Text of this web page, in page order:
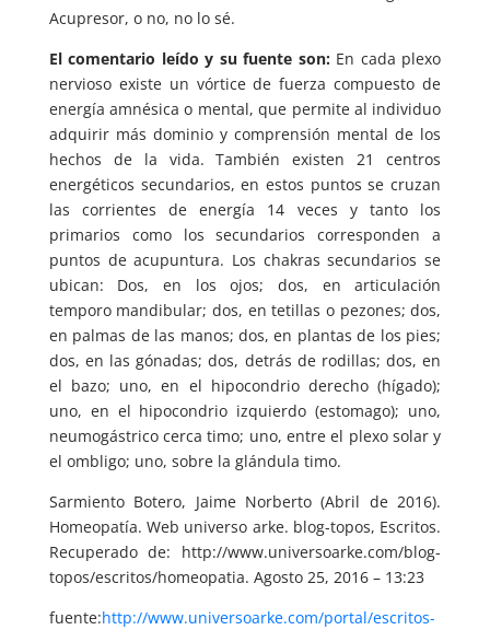
Acupresor, o no, no lo sé.
El comentario leído y su fuente son:En cada plexo
nervioso existe un vórtice de fuerza compuesto de
energía amnésica o mental, que permite al individuo
adquirir más dominio y comprensión mental de los
hechos de la vida. También existen 21 centros
energéticos secundarios, en estos puntos se cruzan
las corrientes de energía 14 veces y tanto los
primarios como los secundarios corresponden a
puntos de acupuntura. Los chakras secundarios se
ubican: Dos, en los ojos; dos, en articulación
temporo mandibular; dos, en tetillas o pezones; dos,
en palmas de las manos; dos, en plantas de los pies;
dos, en las gónadas; dos, detrás de rodillas; dos, en
el bazo; uno, en el hipocondrio derecho (hígado);
uno, en el hipocondrio izquierdo (estomago); uno,
neumogástrico cerca timo; uno, entre el plexo solar y
el ombligo; uno, sobre la glándula timo.
Sarmiento Botero, Jaime Norberto (Abril de 2016).
Homeopatía. Web universo arke. blog-topos, Escritos.
Recuperado de: http://www.universoarke.com/blog-
topos/escritos/homeopatia. Agosto 25, 2016 – 13:23
fuente:http://www.universoarke.com/portal/escritos-